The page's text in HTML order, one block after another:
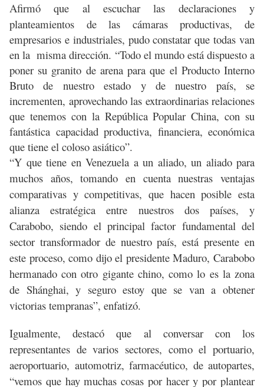
Afirmó que al escuchar las declaraciones y
planteamientos de las cámaras productivas, de
empresarios e industriales, pudo constatar que todas van
en la misma dirección. “Todo el mundo está dispuesto a
poner su granito de arena para que el Producto Interno
Bruto de nuestro estado y de nuestro país, se
incrementen, aprovechando las extraordinarias relaciones
que tenemos con la República Popular China, con su
fantástica capacidad productiva, financiera, económica
que tiene el coloso asiático”.
“Y que tiene en Venezuela a un aliado, un aliado para
muchos años, tomando en cuenta nuestras ventajas
comparativas y competitivas, que hacen posible esta
alianza estratégica entre nuestros dos países, y
Carabobo, siendo el principal factor fundamental del
sector transformador de nuestro país, está presente en
este proceso, como dijo el presidente Maduro, Carabobo
hermanado con otro gigante chino, como lo es la zona
de Shánghai, y seguro estoy que se van a obtener
victorias tempranas”, enfatizó.
Igualmente, destacó que al conversar con los
representantes de varios sectores, como el portuario,
aeroportuario, automotriz, farmacéutico, de autopartes,
“vemos que hay muchas cosas por hacer y por plantear